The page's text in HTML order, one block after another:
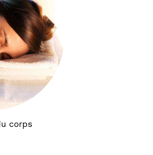
corps